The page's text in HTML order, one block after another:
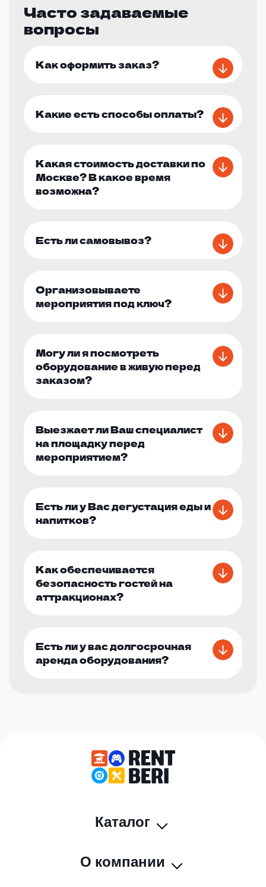
Часто задаваемые
вопросы
Как оформить заказ?
Какие есть способы оплаты?
Какая стоимость доставки по
Москве? В какое время
возможна?
Есть ли самовывоз?
Организовываете
мероприятия под ключ?
Могу ли я посмотреть
оборудование в живую перед
заказом?
Выезжает ли Ваш специалист
на площадку перед
мероприятием?
Есть ли у Вас дегустация еды и
напитков?
Как обеспечивается
безопасность гостей на
аттракционах?
Есть ли у вас долгосрочная
аренда оборудования?
Каталог
О компании